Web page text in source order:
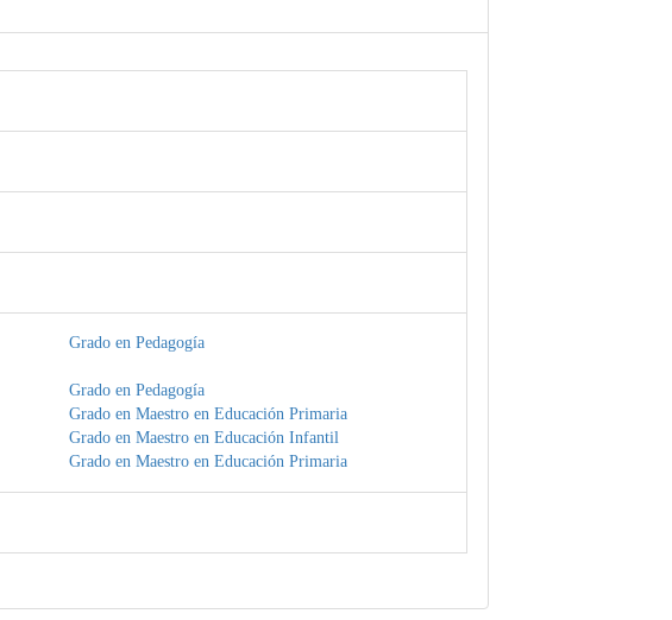
Grado en Pedagogía
Grado en Pedagogía
Grado en Maestro en Educación Primaria
Grado en Maestro en Educación Infantil
Grado en Maestro en Educación Primaria